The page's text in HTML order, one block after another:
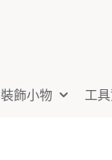
裝飾小物 工